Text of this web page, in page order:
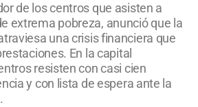
de los centros que asisten a
extrema pobreza, anunció que la
una crisis financiera que
En la capital
resisten con casi cien
y con lista de espera ante la